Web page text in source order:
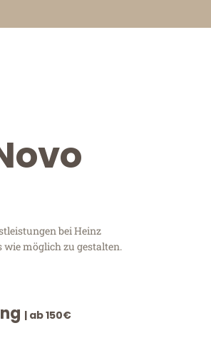
bei Heinz
wie möglich zu gestalten.
| ab 150€